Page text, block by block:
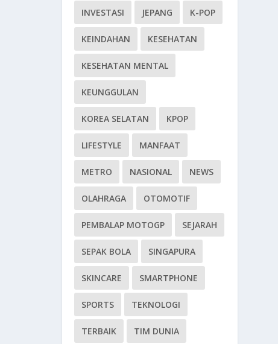
INVESTASI JEPANG K-POP
KEINDAHAN KESEHATAN
KESEHATAN MENTAL
KEUNGGULAN
KOREA SELATAN KPOP
LIFESTYLE MANFAAT
METRO NASIONAL NEWS
OLAHRAGA OTOMOTIF
PEMBALAP MOTOGP SEJARAH
SEPAK BOLA SINGAPURA
SKINCARE SMARTPHONE
SPORTS TEKNOLOGI
TERBAIK TIM DUNIA